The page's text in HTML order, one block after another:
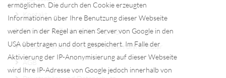
ermöglichen. Die durch den Cookie erzeugten
Informationen über Ihre Benutzung dieser Webseite
werden in der Regel an einen Server von Google in den
USA übertragen und dort gespeichert. Im Falle der
Aktivierung der IP-Anonymisierung auf dieser Webseite
wird Ihre IP-Adresse von Google jedoch innerhalb von
Kontakt
Versand- & Zahlungsbedingungen
Widerrufsrecht & Muster-Widerrufsformular
AGB